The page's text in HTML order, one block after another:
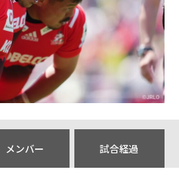
メンバー 試合経過